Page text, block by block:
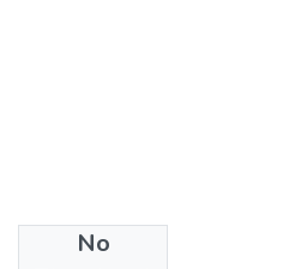
No